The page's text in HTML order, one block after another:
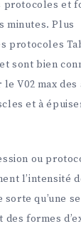
protocoles et
minutes. Plus
protocoles
sont bien
V02 max
et à
ou
l’intensité
qu’une
formes